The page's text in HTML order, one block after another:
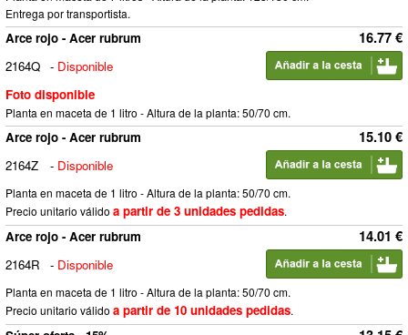
Entrega por transportista.
16.77 €
Arce rojo - Acer rubrum
2164Q - Disponible
Foto disponible
Planta en maceta de 1 litro - Altura de la planta: 50/70 cm.
15.10 €
Arce rojo - Acer rubrum
2164Z
- Disponible
Planta en maceta de 1 litro - Altura de la planta: 50/70 cm.
Precio unitario válido a partir de 3 unidades pedidas.
14.01 €
Arce rojo - Acer rubrum
2164R
- Disponible
Planta en maceta de 1 litro - Altura de la planta: 50/70 cm.
Precio unitario válido a partir de 10 unidades pedidas.